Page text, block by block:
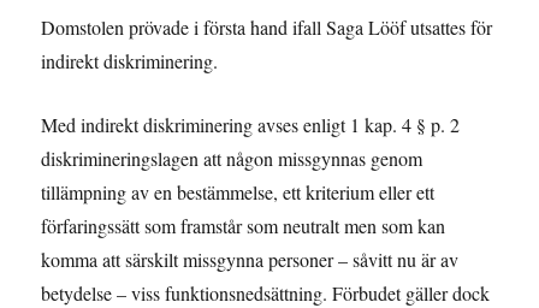
Domstolen prövade i första hand ifall Saga Lööf utsattes för
indirekt diskriminering.
Med indirekt diskriminering avses enligt 1 kap. 4 § p. 2
diskrimineringslagen att någon missgynnas genom
tillämpning av en bestämmelse, ett kriterium eller ett
förfaringssätt som framstår som neutralt men som kan
komma att särskilt missgynna personer – såvitt nu är av
betydelse – viss funktionsnedsättning. Förbudet gäller dock